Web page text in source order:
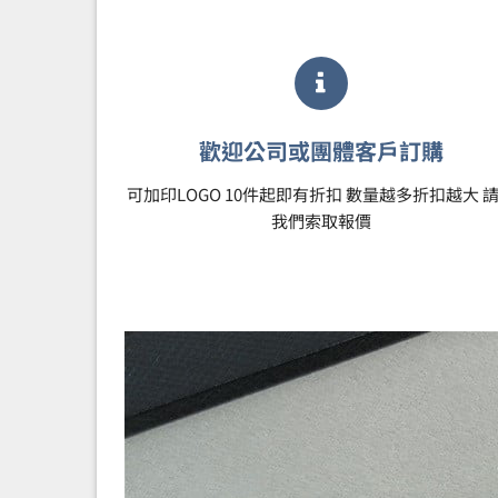
歡迎公司或團體客戶訂購
可加印LOGO 10件起即有折扣 數量越多折扣越大
我們索取報價